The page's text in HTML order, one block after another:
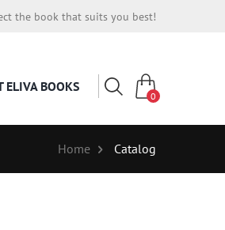
the book that suits you best!
ELIVA BOOKS
0
Home Catalog